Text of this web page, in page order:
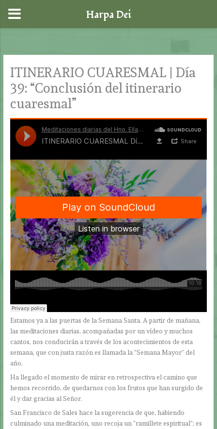
contenido
ITINERARIO CUARESMAL | Día
39: “Conclusión del itinerario
cuaresmal”
Estamos ya a las puertas de la Semana Santa. A partir de mañana,
las meditaciones diarias, acompañadas por un vídeo y muchos
cantos, nos conducirán a través de los acontecimientos de esta
semana, que con justa razón es llamada la “Semana Mayor” del
año.
Ha llegado el momento de mirar en retrospectiva el camino que
hemos recorrido, de quedarnos con los frutos que han surgido de
él y dar gracias al Señor.
San Francisco de Sales hace la sugerencia de que, habiendo
culminado una meditación, uno recoja un “ramillete espiritual”; es
Harpa Dei